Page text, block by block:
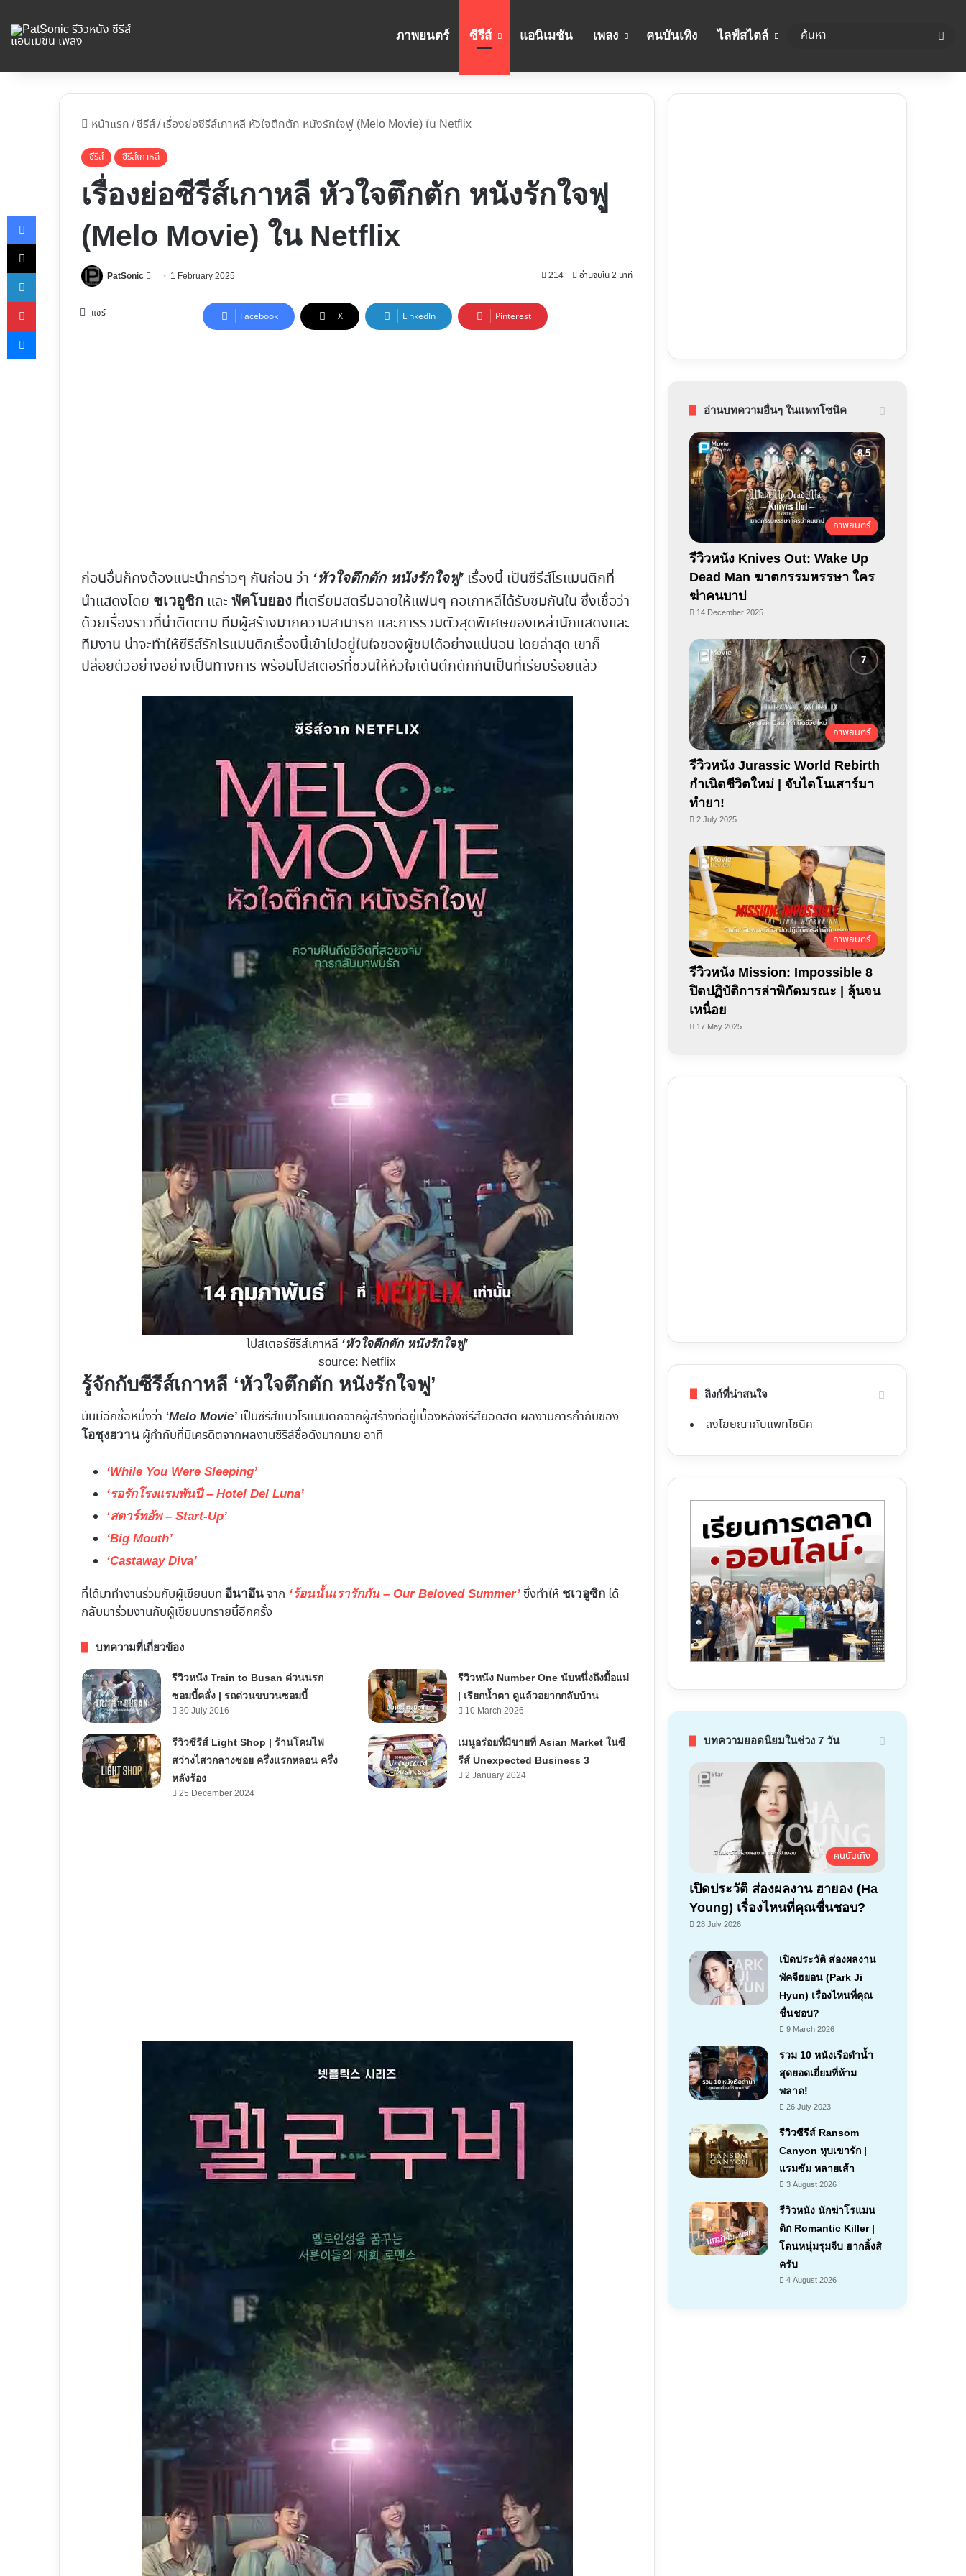
ภาพยนตร์ ซีรีส์ แอนิเมชัน เพลง คนบันเทิง ไลฟ์สไตล์ ค้นห
หน้าแรก/ซีรีส์/เรื่องย่อซีรีส์เกาหลี หัวใจตึกตัก หนังรักใจฟู (Melo Movie) ใน Netflix
ซีรีส์ ซีรีส์เกาหลี
เรื่องย่อซีรีส์เกาหลี หัวใจตึกตัก หนังรักใจฟู
(Melo Movie) ใน Netflix
PatSonic
Follow1 February 2025 214 อ่านจบใน 2 นาที
แชร์ Facebook X LinkedIn Pinterest
ก่อนอื่นก็คงต้องแนะนำคร่าวๆ กันก่อน ว่า ‘หัวใจตึกตัก หนังรักใจฟู’ เรื่องนี้ เป็นซีรีส์โรแมนติกที่
นำแสดงโดย ชเวอูชิก และพัคโบยอง ที่เตรียมสตรีมฉายให้แฟนๆ คอเกาหลีได้รับชมกันใน ซึ่งเชื่อว่า
ด้วยเรื่องราวที่น่าติดตาม ทีมผู้สร้างมากความสามารถ และการรวมตัวสุดพิเศษของเหล่านักแสดงและ
ทีมงาน น่าจะทำให้ซีรีส์รักโรแมนติกเรื่องนี้เข้าไปอยู่ในใจของผู้ชมได้อย่างแน่นอน โดยล่าสุด เขาก็
ปล่อยตัวอย่างอย่างเป็นทางการ พร้อมโปสเตอร์ที่ชวนให้หัวใจเต้นตึกตักกันเป็นที่เรียบร้อยแล้ว
โปสเตอร์ซีรีส์เกาหลี ‘หัวใจตึกตัก หนังรักใจฟู’
source: Netflix
รู้จักกับซีรีส์เกาหลี ‘หัวใจตึกตัก หนังรักใจฟู’
มันมีอีกชื่อหนึ่งว่า ‘Melo Movie’ เป็นซีรีส์แนวโรแมนติกจากผู้สร้างที่อยู่เบื้องหลังซีรีส์ยอดฮิต ผลงานการกำกับของ
โอชุงฮวาน ผู้กำกับที่มีเครดิตจากผลงานซีรีส์ชื่อดังมากมาย อาทิ
‘While You Were Sleeping’
‘รอรักโรงแรมพันปี – Hotel Del Luna’
‘สตาร์ทอัพ – Start-Up’
‘Big Mouth’
‘Castaway Diva’
ที่ได้มาทำงานร่วมกับผู้เขียนบทอีนาอึน จาก ‘ร้อนนั้นเรารักกัน – Our Beloved Summer’ ซึ่งทำให้ ชเวอูซิก ได้
กลับมาร่วมงานกับผู้เขียนบทรายนี้อีกครั้ง
บทความที่เกี่ยวข้อง
รีวิวหนัง Train to Busan ด่วนนรก
ซอมบี้คลั่ง | รถด่วนขบวนซอมบี้
30 July 2016
รีวิวหนัง Number One นับหนึ่งถึงมื้อแม่
| เรียกน้ำตา ดูแล้วอยากกลับบ้าน
10 March 2026
รีวิวซีรีส์ Light Shop | ร้านโคมไฟ
สว่างไสวกลางซอย ครึ่งแรกหลอน ครึ่ง
หลังร้อง
25 December 2024
เมนูอร่อยที่มีขายที่ Asian Market ในซี
รีส์ Unexpected Business 3
2 January 2024
อ่านบทความอื่นๆ ในแพทโซนิค
ภาพยนตร์
รีวิวหนัง Knives Out: Wake Up
Dead Man ฆาตกรรมหรรษา ใคร
ฆ่าคนบาป
14 December 2025
ภาพยนตร์
รีวิวหนัง Jurassic World Rebirth
กำเนิดชีวิตใหม่ | จับไดโนเสาร์มา
ทำยา!
2 July 2025
ภาพยนตร์
รีวิวหนัง Mission: Impossible 8
ปิดปฏิบัติการล่าพิกัดมรณะ | ลุ้นจน
เหนื่อย
17 May 2025
ลิงก์ที่น่าสนใจ
ลงโฆษณากับแพทโซนิค
บทความยอดนิยมในช่วง 7 วัน
คนบันเทิง
เปิดประวัติ ส่องผลงาน ฮายอง (Ha
Young) เรื่องไหนที่คุณชื่นชอบ?
28 July 2026
เปิดประวัติ ส่องผลงาน
พัคจีฮยอน (Park Ji
Hyun) เรื่องไหนที่คุณ
ชื่นชอบ?
9 March 2026
รวม 10 หนังเรือดำน้ำ
สุดยอดเยี่ยมที่ห้าม
พลาด!
26 July 2023
7.1
รีวิวซีรีส์ Ransom
Canyon หุบเขารัก |
แรมซัม หลายเส้า
3 August 2026
7
รีวิวหนัง นักฆ่าโรแมน
ติก Romantic Killer |
โดนหนุ่มรุมจีบ ฮากลิ้งสิ
ครับ
4 August 2026
Facebook
X
LinkedIn
Pinterest
Messenger